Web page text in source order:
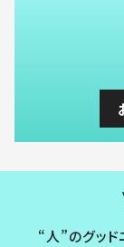
“人”のグッド